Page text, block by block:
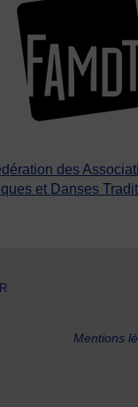
des
et Danses
Mentions